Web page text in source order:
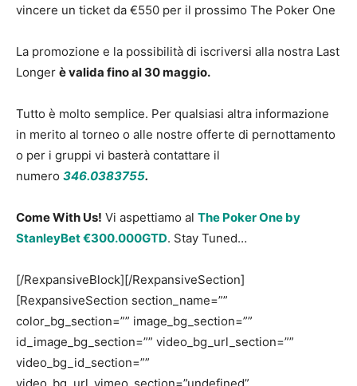
vincere un ticket da €550 per il prossimo The Poker One
La promozione e la possibilità di iscriversi alla nostra Last
Longer è valida fino al 30 maggio.
Tutto è molto semplice. Per qualsiasi altra informazione
in merito al torneo o alle nostre offerte di pernottamento
o per i gruppi vi basterà contattare il
numero 346.0383755.
Come With Us! Vi aspettiamo al The Poker One by
StanleyBet €300.000GTD. Stay Tuned…
[/RexpansiveBlock][/RexpansiveSection]
[RexpansiveSection section_name=””
color_bg_section=”” image_bg_section=””
id_image_bg_section=”” video_bg_url_section=””
video_bg_id_section=””